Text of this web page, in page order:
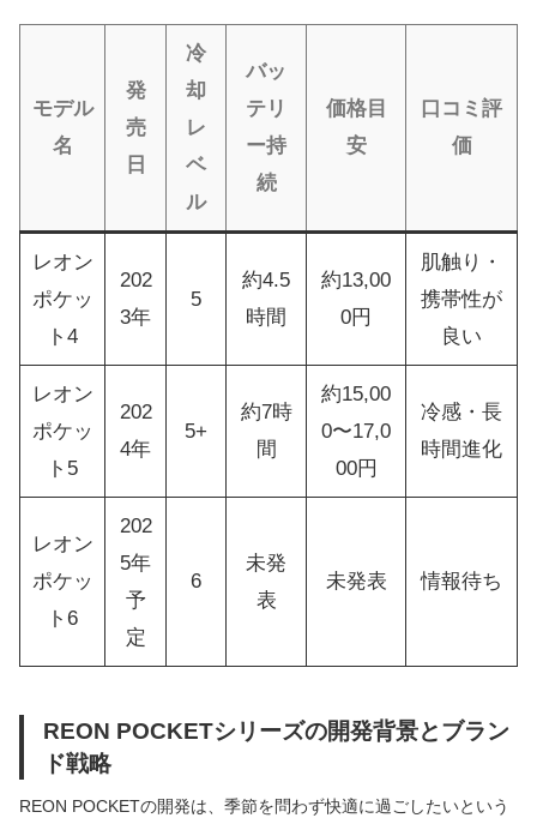
モデル
名
発
売
日
冷
却
レ
ベ
ル
バッ
テリ
ー持
続
価格目
安
口コミ評
価
レオン
ポケッ
ト4
202
3年
5
約4.5
時間
約13,00
0円
肌触り・
携帯性が
良い
レオン
ポケッ
ト5
202
4年
5+
約7時
間
約15,00
0〜17,0
00円
冷感・長
時間進化
レオン
ポケッ
ト6
202
5年
予
定
6
未発
表
未発表 情報待ち
REON POCKETシリーズの開発背景とブラン
ド戦略
REON POCKETの開発は、季節を問わず快適に過ごしたいという